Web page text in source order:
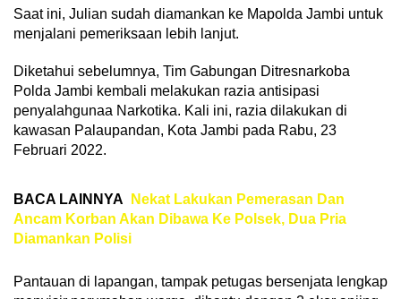
Saat ini, Julian sudah diamankan ke Mapolda Jambi untuk
menjalani pemeriksaan lebih lanjut.
Diketahui sebelumnya, Tim Gabungan Ditresnarkoba
Polda Jambi kembali melakukan razia antisipasi
penyalahgunaa Narkotika. Kali ini, razia dilakukan di
kawasan Palaupandan, Kota Jambi pada Rabu, 23
Februari 2022.
BACA LAINNYA
Nekat Lakukan Pemerasan Dan
Ancam Korban Akan Dibawa Ke Polsek, Dua Pria
Diamankan Polisi
Pantauan di lapangan, tampak petugas bersenjata lengkap